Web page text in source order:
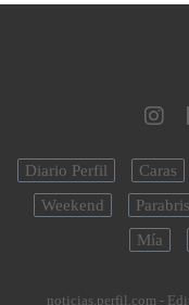
Diario Perfil Caras
Weekend
Mía
noticias.perfil.com -